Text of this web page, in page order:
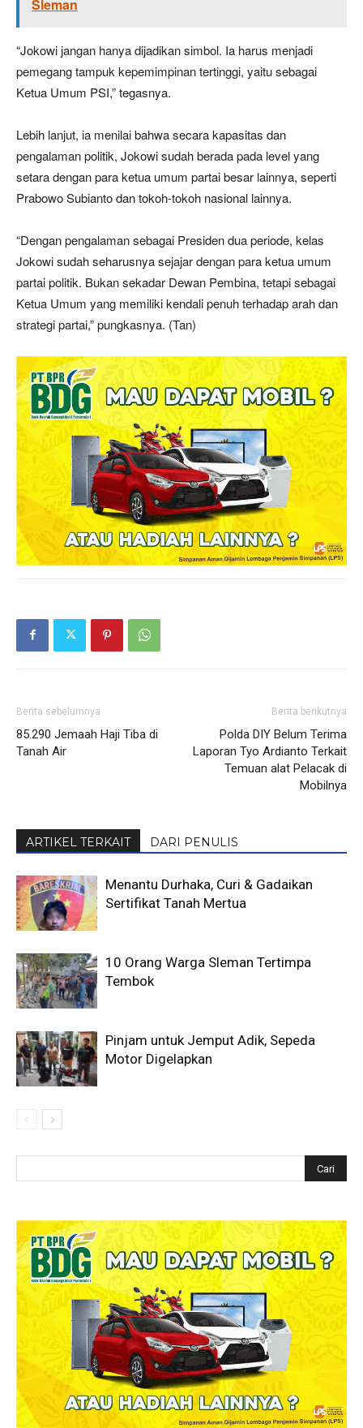
Sleman
“Jokowi jangan hanya dijadikan simbol. Ia harus menjadi
pemegang tampuk kepemimpinan tertinggi, yaitu sebagai
Ketua Umum PSI,” tegasnya.
Lebih lanjut, ia menilai bahwa secara kapasitas dan
pengalaman politik, Jokowi sudah berada pada level yang
setara dengan para ketua umum partai besar lainnya, seperti
Prabowo Subianto dan tokoh-tokoh nasional lainnya.
“Dengan pengalaman sebagai Presiden dua periode, kelas
Jokowi sudah seharusnya sejajar dengan para ketua umum
partai politik. Bukan sekadar Dewan Pembina, tetapi sebagai
Ketua Umum yang memiliki kendali penuh terhadap arah dan
strategi partai,” pungkasnya. (Tan)
Berita sebelumnya
85.290 Jemaah Haji Tiba di
Tanah Air
Berita berikutnya
Polda DIY Belum Terima
Laporan Tyo Ardianto Terkait
Temuan alat Pelacak di
Mobilnya
ARTIKEL TERKAIT DARI PENULIS
Menantu Durhaka, Curi & Gadaikan
Sertifikat Tanah Mertua
10 Orang Warga Sleman Tertimpa
Tembok
Pinjam untuk Jemput Adik, Sepeda
Motor Digelapkan